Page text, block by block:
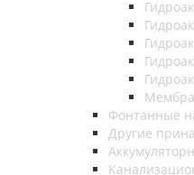
Фонтанные
Другие